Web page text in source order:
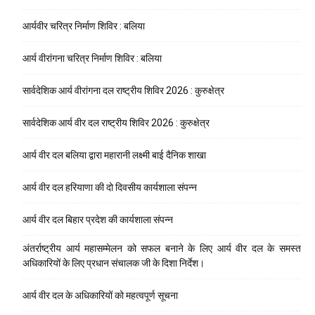
आर्यवीर चरित्र निर्माण शिविर : बलिया
आर्य वीरांगना चरित्र निर्माण शिविर : बलिया
सार्वदेशिक आर्य वीरांगना दल राष्ट्रीय शिविर 2026 : कुरुक्षेत्र
सार्वदेशिक आर्य वीर दल राष्ट्रीय शिविर 2026 : कुरुक्षेत्र
आर्य वीर दल बलिया द्वारा महारानी लक्ष्मी बाई दैनिक शाखा
आर्य वीर दल हरियाणा की दो दिवसीय कार्यशाला संपन्न
आर्य वीर दल बिहार प्रदेश की कार्यशाला संपन्न
अंतर्राष्ट्रीय आर्य महासम्मेलन को सफल बनाने के लिए आर्य वीर दल के समस्त
अधिकारियों के लिए प्रधान संचालक जी के दिशा निर्देश।
आर्य वीर दल के अधिकारियों को महत्वपूर्ण सूचना